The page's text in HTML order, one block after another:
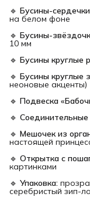
🔹 Бусины-
на белом фоне
🔹 Бусины-
10 мм
🔹 Бусины круглые
🔹 Бусины круглые
неоновые акценты)
🔹 Подвеска
🔹 Соединительные
🔹 Мешочек из
настоящей
🔹 Открытка с
картинками
🔹 Упаковка:
серебристый зип-